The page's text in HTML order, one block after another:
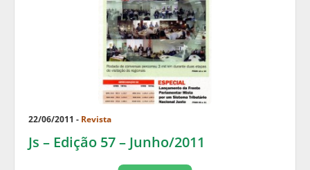
22/06/2011 - Revista
Js – Edição 57 – Junho/2011